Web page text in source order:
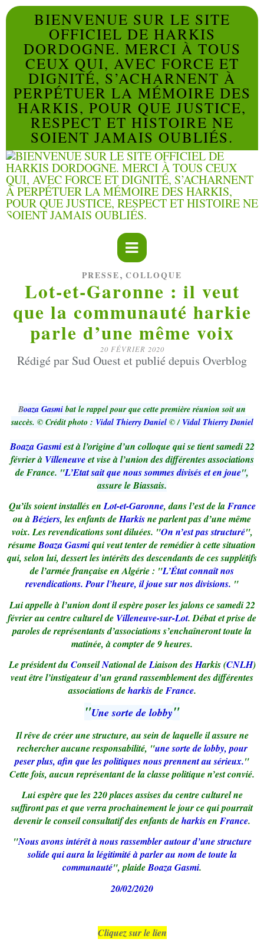
BIENVENUE SUR LE SITE
OFFICIEL DE HARKIS
DORDOGNE. MERCI À TOUS
CEUX QUI, AVEC FORCE ET
DIGNITÉ, S’ACHARNENT À
PERPÉTUER LA MÉMOIRE DES
HARKIS, POUR QUE JUSTICE,
RESPECT ET HISTOIRE NE
SOIENT JAMAIS OUBLIÉS.
PRESSE, COLLOQUE
Lot-et-Garonne : il veut
que la communauté harkie
parle d’une même voix
20 FÉVRIER 2020
Rédigé par Sud Ouest et publié depuis Overblog
Boaza Gasmi bat le rappel pour que cette première réunion soit un
succès. © Crédit photo : Vidal Thierry Daniel © /Vidal Thierry Daniel
Boaza Gasmiest à l’origine d’un colloque qui se tient samedi 22
février à Villeneuveet vise à l’union des différentes associations
de France. "L’Etat sait que nous sommes divisés et en joue",
assure le Biassais.
Qu’ils soient installés enLot-et-Garonne, dans l’est de laFrance
ou àBéziers, les enfants deHarkisne parlent pas d’une même
voix. Les revendications sont diluées. "On n’est pas structuré",
résumeBoaza Gasmiqui veut tenter de remédier à cette situation
qui, selon lui, dessert les intérêts des descendants de ces supplétifs
de l’armée française en Algérie : "L’État connaît nos
revendications. Pour l’heure, il joue sur nos divisions. "
Lui appelle à l’union dont il espère poser les jalons ce samedi 22
février au centre culturel de Villeneuve-sur-Lot. Débat et prise de
paroles de représentants d’associations s’enchaîneront toute la
matinée, à compter de 9 heures.
Le président du ConseilNational deLiaison desHarkis (CNLH)
veut être l’instigateur d’un grand rassemblement des différentes
associations deharkisdeFrance.
"Une sorte de lobby"
Il rêve de créer une structure, au sein de laquelle il assure ne
rechercher aucune responsabilité, "une sorte de lobby, pour
peser plus, afin que les politiques nous prennent au sérieux."
Cette fois, aucun représentant de la classe politique n’est convié.
Lui espère que les 220 places assises du centre culturel ne
suffiront pas et que verra prochainement le jour ce qui pourrait
devenir le conseil consultatif des enfants deharkisenFrance.
"Nous avons intérêt à nous rassembler autour d’une structure
solide qui aura la légitimité à parler au nom de toute la
communauté", plaideBoaza Gasmi.
20/02/2020
Cliquez sur le lien